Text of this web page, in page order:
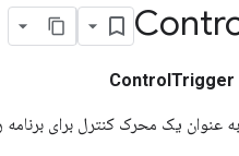
ControlTrigger
عنوان یک محرک کنترل برای